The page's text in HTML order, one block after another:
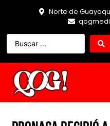
Norte de